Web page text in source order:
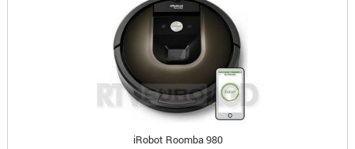
iRobot Roomba 980